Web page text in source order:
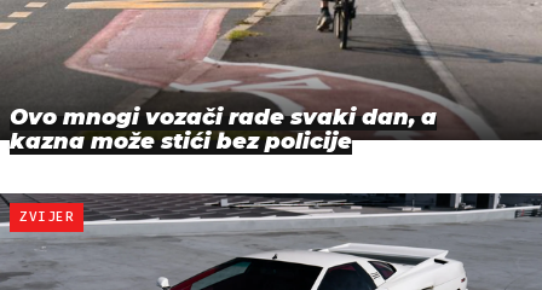
Ovo mnogi vozači rade svaki dan, a
kazna može stići bez policije
ZVIJER